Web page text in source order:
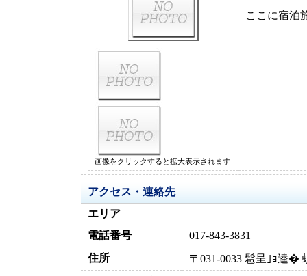
ここに宿泊
画像をクリックすると拡大表示されます
アクセス・連絡先
エリア
電話番号
017-843-3831
住所
〒031-0033 髱呈｣ｮ逵